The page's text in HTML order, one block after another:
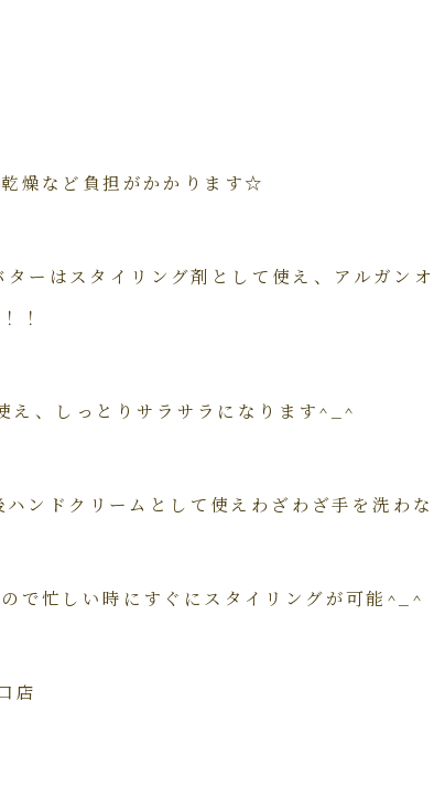
燥など負担がかかります☆
ーはスタイリング剤として使え、 アルガン
！
、 しっとりサラサラになります^_^
ンドクリームとして使えわざわ ざ手を洗わ
で忙しい時にすぐにスタイリングが可能^_^
店